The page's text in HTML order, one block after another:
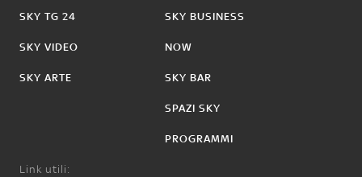
SKY TG 24
SKY VIDEO
SKY ARTE
SKY BUSINESS
NOW
SKY BAR
SPAZI SKY
PROGRAMMI
Link utili: